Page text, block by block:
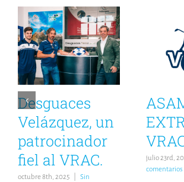
Desguaces
Velázquez, un
patrocinador
fiel al VRAC.
octubre 8th, 2025
Sin
julio 23rd,
comentarios